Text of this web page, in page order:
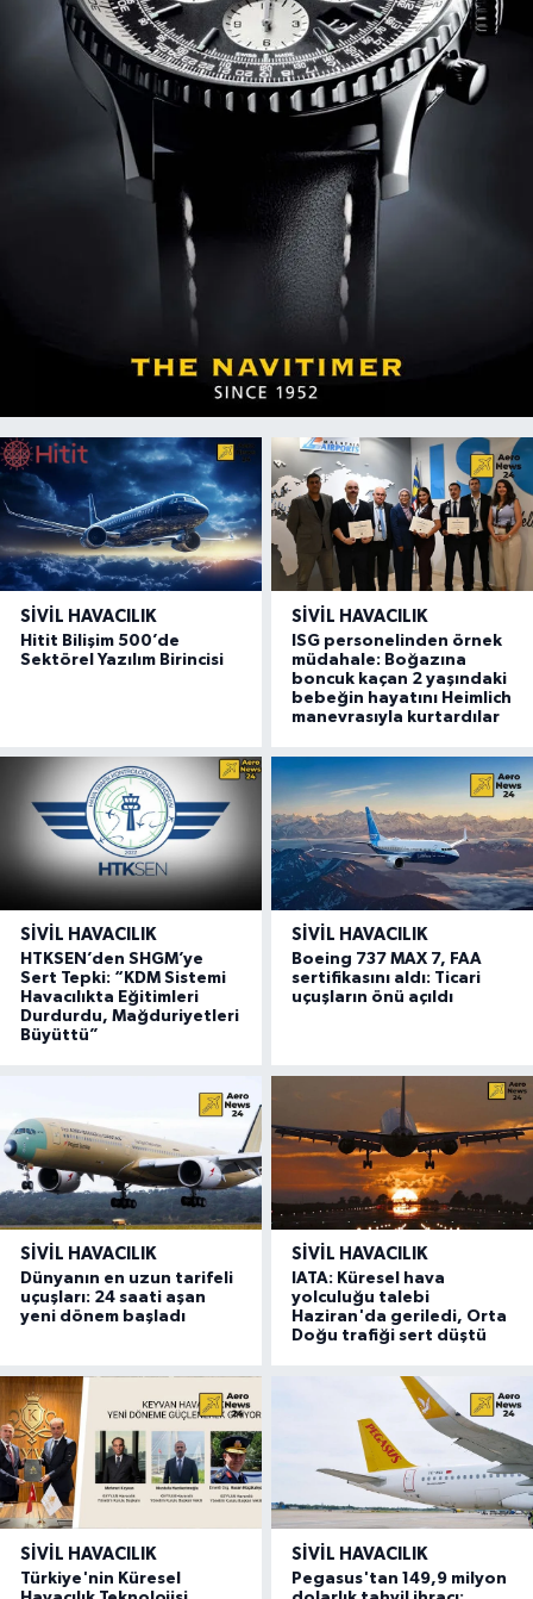
SIVIL HAVACILIK
Hitit Bilişim 500’de
Sektörel Yazılım Birincisi
SIVIL HAVACILIK
ISG personelinden örnek
müdahale: Boğazına
boncuk kaçan 2 yaşındaki
bebeğin hayatını Heimlich
manevrasıyla kurtardılar
SIVIL HAVACILIK
HTKSEN’den SHGM’ye
Sert Tepki: “KDM Sistemi
Havacılıkta Eğitimleri
Durdurdu, Mağduriyetleri
Büyüttü”
SIVIL HAVACILIK
Boeing 737 MAX 7, FAA
sertifikasını aldı: Ticari
uçuşların önü açıldı
SIVIL HAVACILIK
Dünyanın en uzun tarifeli
uçuşları: 24 saati aşan
yeni dönem başladı
SIVIL HAVACILIK
IATA: Küresel hava
yolculuğu talebi
Haziran'da geriledi, Orta
Doğu trafiği sert düştü
SIVIL HAVACILIK
Türkiye'nin Küresel
SIVIL HAVACILIK
Pegasus'tan 149,9 milyon